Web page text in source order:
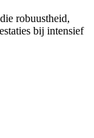
robuustheid,
bij intensief